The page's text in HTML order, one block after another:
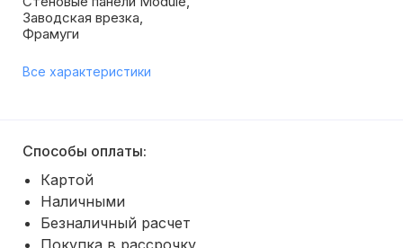
Заводская врезка,
Фрамуги
Все характеристики
Способы оплаты:
Картой
Наличными
Безналичный расчет
Покупка в рассрочку